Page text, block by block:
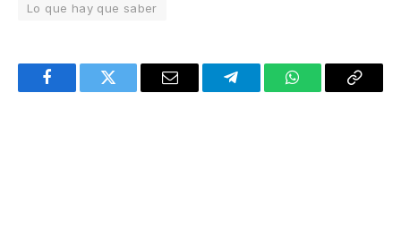
Lo que hay que saber
FacebookTwitter Email TelegramWhatsAppCopy